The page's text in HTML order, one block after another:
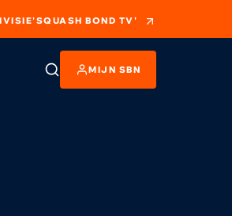
'SQUASH BOND TV'
MIJN SBN